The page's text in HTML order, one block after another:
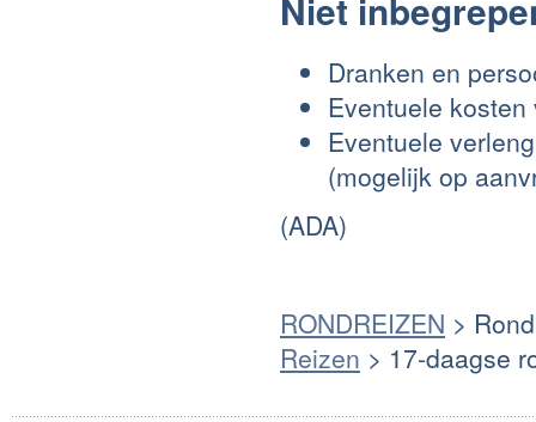
Dranken en
Eventuele
Eventuele
(mogelijk op
(ADA)
RONDREIZEN >
Reizen > 17-daagse